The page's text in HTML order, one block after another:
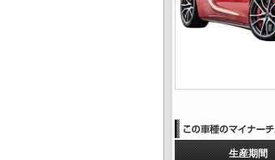
生産期間